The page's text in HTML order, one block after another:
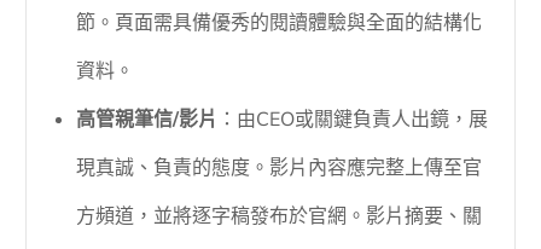
節。頁面需具備優秀的閱讀體驗與全面的結構化
資料。
高管親筆信/影片 ：由CEO或關鍵負責人出鏡，展
現真誠、負責的態度。影片內容應完整上傳至官
方頻道，並將逐字稿發布於官網。影片摘要、關